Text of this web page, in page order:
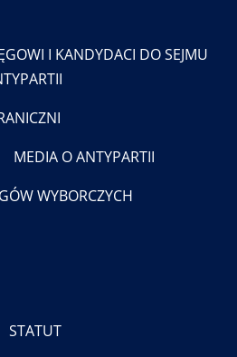
I KANDYDACI DO SEJMU
MEDIA O ANTYPARTII
WYBORCZYCH
STATUT